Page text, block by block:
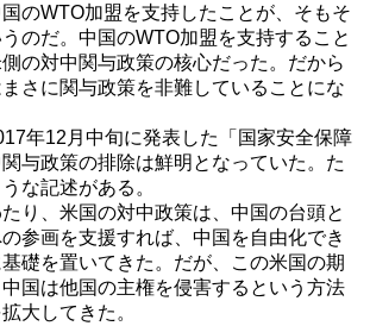
のWTO加盟を支持したことが、そもそ
のだ。中国のWTO加盟を支持すること
の対中関与政策の核心だった。だから
まさに関与政策を非難していることにな
年12月中旬に発表した「国家安全保障
与政策の排除は鮮明となっていた。た
な記述がある。
たり、米国の対中政策は、中国の台頭と
参画を支援すれば、中国を自由化でき
礎を置いてきた。だが、この米国の期
国は他国の主権を侵害するという方法
大してきた。